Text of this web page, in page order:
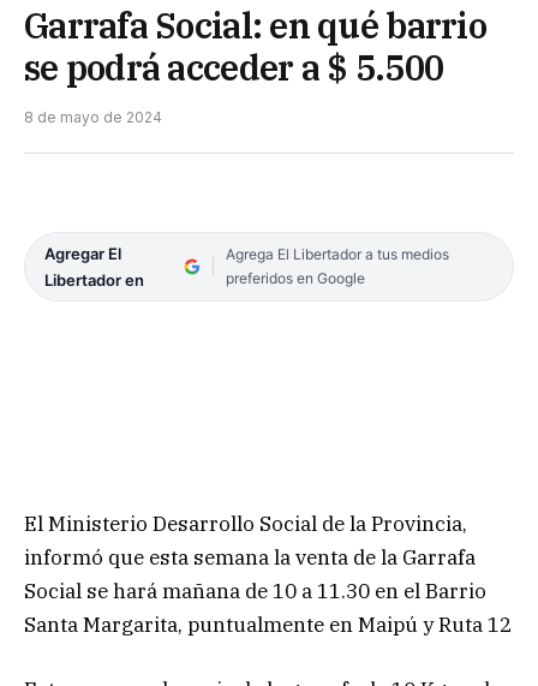
Garrafa Social: en qué barrio
se podrá acceder a $ 5.500
8 de mayo de 2024
Agregar El
Libertador en
Agrega El Libertador a tus medios
preferidos en Google
El Ministerio Desarrollo Social de la Provincia,
informó que esta semana la venta de la Garrafa
Social se hará mañana de 10 a 11.30 en el Barrio
Santa Margarita, puntualmente en Maipú y Ruta 12